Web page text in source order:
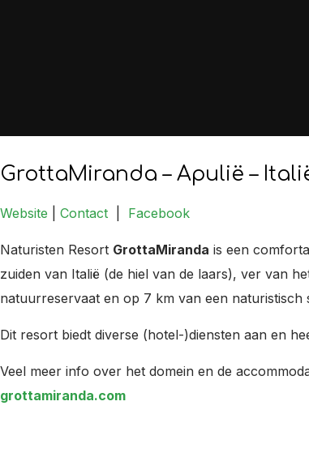
GrottaMiranda – Apulië –
Website Contact Facebook
Naturisten Resort GrottaMiranda is een
zuiden van Italië (de hiel van de laars), ver van
natuurreservaat en op 7 km van een
Dit resort biedt diverse (hotel-)diensten aan en
Veel meer info over het domein en de
grottamiranda.com